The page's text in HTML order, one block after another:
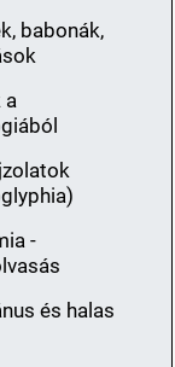
babonák,
a
-
és halas